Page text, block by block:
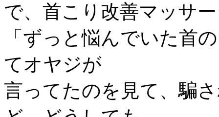
で、首こり改善マッサ
「ずっと悩んでいた首
てオヤジが
言ってたのを見て、騙